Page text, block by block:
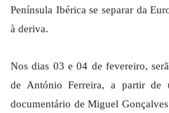
Península Ibérica se separar da
à deriva.
Nos dias 03 e 04 de fevereiro,
de António Ferreira, a partir de
documentário de Miguel